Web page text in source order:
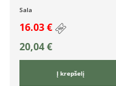
Sala
16.03 €
20,04€
Į krepšelį